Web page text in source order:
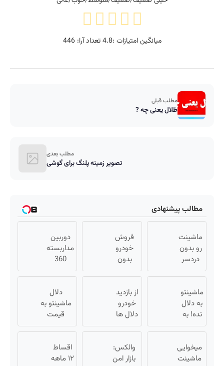
میانگین امتیازات :4.8تعداد آرا:446
مطلب قبلی
ظلال یعنی چه ?
مطلب بعدی
تصویر زمینه پلنگ برای گوشی
مطالب پیشنهادی
ماشینت
رو بدون
دردسر
بفروش |
کمسیون
😍
فروش
خودرو
بدون
کمیسیون
دوربین
مداربسته
360
درجه |
آسان و
راحت
ماشینتو
به دلال
نده! به
مصرف
بفروش!
بدون
از بازدید
خودرو
دلال ها
خسته
اطلاعات
ماشینت
دلال
ماشینتو به
قیمت
نمیخره! بیا
قیمت
بفروش*فقط
میخوایی
ماشینت
والکس:
بازار امن
اقساط
۱۲ ماهه